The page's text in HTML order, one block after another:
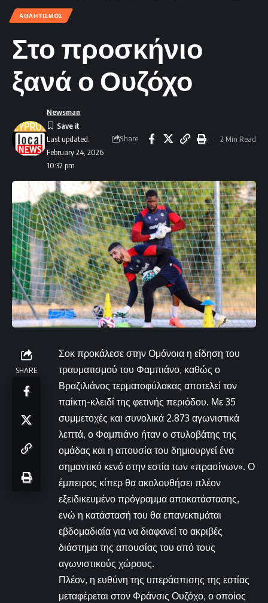
ΑΘΛΗΤΙΣΜΌΣ
Στο προσκήνιο
ξανά ο Ουζόχο
Last updated:
February 24, 2026
10:32 pm
Newsman
Share 2 Min Read
SHARE
Σοκ προκάλεσε στην Ομόνοια η είδηση του
τραυματισμού του Φαμπιάνο, καθώς ο
Βραζιλιάνος τερματοφύλακας αποτελεί τον
παίκτη-κλειδί της φετινής περιόδου. Με 35
συμμετοχές και συνολικά 2.873 αγωνιστικά
λεπτά, ο Φαμπιάνο ήταν ο στυλοβάτης της
ομάδας και η απουσία του δημιουργεί ένα
σημαντικό κενό στην εστία των «πρασίνων». Ο
έμπειρος κίπερ θα ακολουθήσει πλέον
εξειδικευμένο πρόγραμμα αποκατάστασης,
ενώ η κατάστασή του θα επανεκτιμάται
εβδομαδιαία για να διαφανεί το ακριβές
διάστημα της απουσίας του από τους
αγωνιστικούς χώρους.
Πλέον, η ευθύνη της υπεράσπισης της εστίας
μεταφέρεται στον Φράνσις Ουζόχο, ο οποίος